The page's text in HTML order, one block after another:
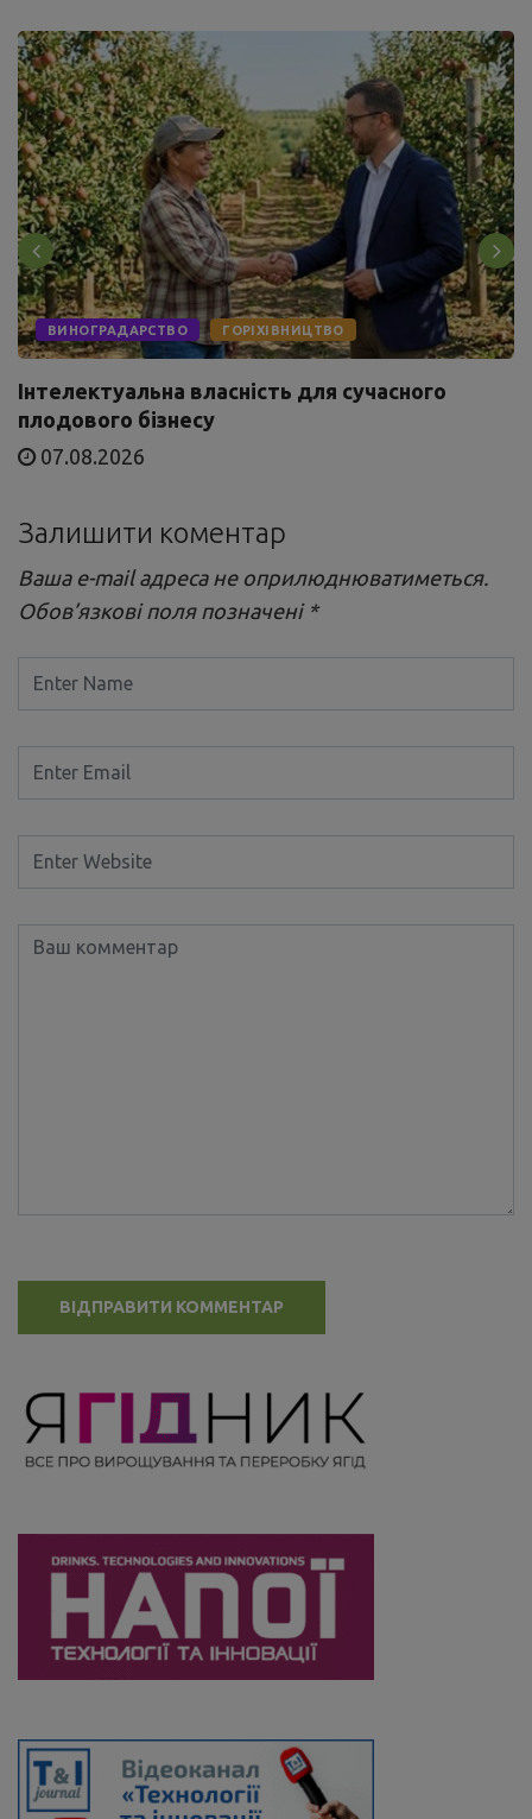
ВИНОГРАДАРСТВО ГОРІХІВНИЦТВО
Інтелектуальна власність для сучасного
плодового бізнесу
07.08.2026
Залишити коментар
Ваша e-mail адреса не оприлюднюватиметься.
Обов’язкові поля позначені *